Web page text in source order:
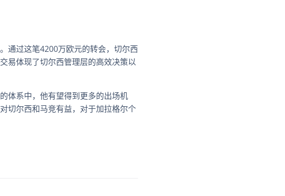
通过这笔4200万欧元的转会，切尔西
易体现了切尔西管理层的高效决策以
体系中，他有望得到更多的出场机
切尔西和马竞有益，对于加拉格尔个